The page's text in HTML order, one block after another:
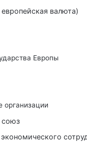
валюта)
Европы
союз